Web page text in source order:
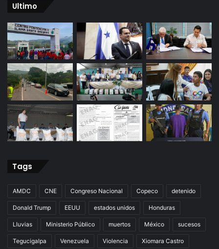
Ultimo
Tags
AMDC CNE Congreso Nacional Copeco detenido
Donald Trump EEUU estados unidos Honduras
Lluvias Ministerio Público muertos México sucesos
Tegucigalpa Venezuela Violencia Xiomara Castro